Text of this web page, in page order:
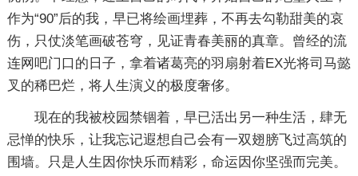
作为“90”后的我，早已将绘画埋葬，不再去勾勒甜美的哀
伤，只仗淡笔画破苍穹，见证青春美丽的真章。曾经的流
连网吧门口的日子，拿着诸葛亮的羽扇射着EX光将司马懿
叉的稀巴烂，将人生演义的极度奢侈。
现在的我被校园禁锢着，早已活出另一种生活，肆无
忌惮的快乐，让我忘记遐想自己会有一双翅膀飞过高筑的
围墙。只是人生因你快乐而精彩，命运因你坚强而完美。